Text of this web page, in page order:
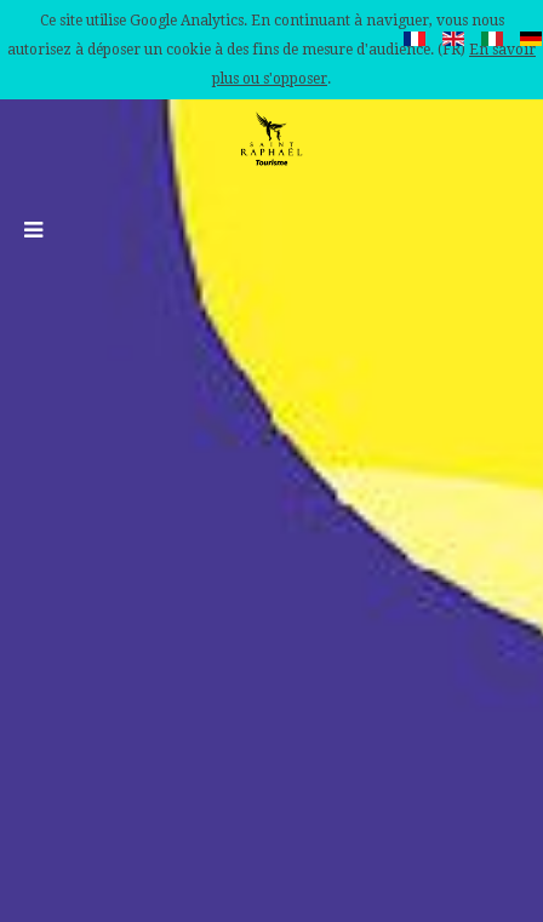
Ce site utilise Google Analytics. En continuant à naviguer, vous nous
autorisez à déposer un cookie à des fins de mesure d'audience. (FR) En savoir
plus ou s'opposer.